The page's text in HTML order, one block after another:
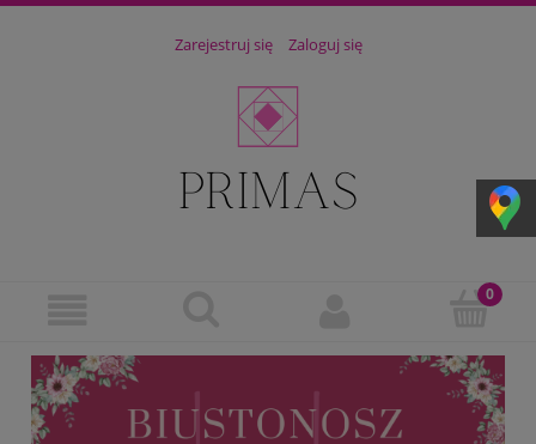
Zarejestruj się Zaloguj się